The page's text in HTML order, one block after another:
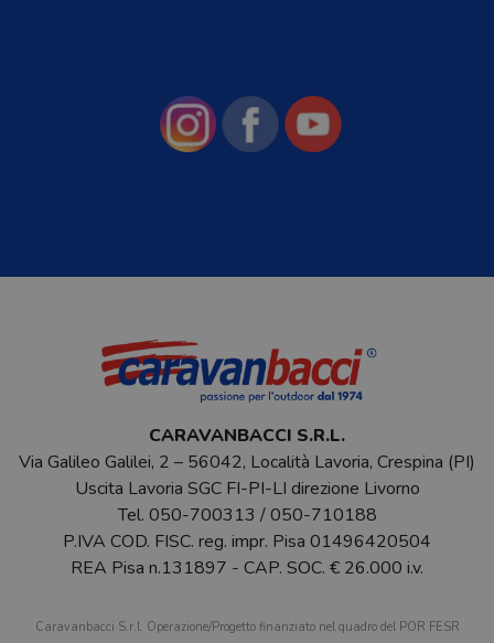
CARAVANBACCI S.R.L.
Via Galileo Galilei, 2 – 56042, Località Lavoria, Crespina (PI)
Uscita Lavoria SGC FI-PI-LI direzione Livorno
Tel. 050-700313 /050-710188
P.IVA COD. FISC. reg. impr. Pisa 01496420504
REA Pisa n.131897 - CAP. SOC. € 26.000 i.v.
Caravanbacci S.r.l. Operazione/Progetto finanziato nel quadro del POR FESR